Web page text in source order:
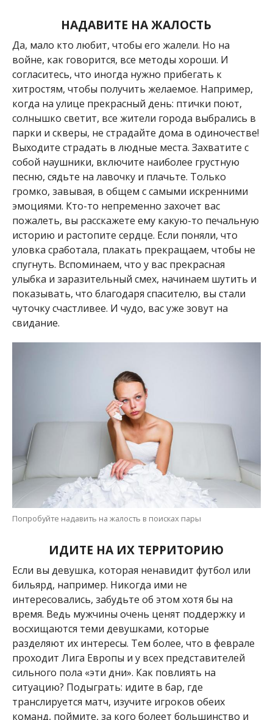
НАДАВИТЕ НА ЖАЛОСТЬ
Да, мало кто любит, чтобы его жалели. Но на
войне, как говорится, все методы хороши. И
согласитесь, что иногда нужно прибегать к
хитростям, чтобы получить желаемое. Например,
когда на улице прекрасный день: птички поют,
солнышко светит, все жители города выбрались в
парки и скверы, не страдайте дома в одиночестве!
Выходите страдать в людные места. Захватите с
собой наушники, включите наиболее грустную
песню, сядьте на лавочку и плачьте. Только
громко, завывая, в общем с самыми искренними
эмоциями. Кто-то непременно захочет вас
пожалеть, вы расскажете ему какую-то печальную
историю и растопите сердце. Если поняли, что
уловка сработала, плакать прекращаем, чтобы не
спугнуть. Вспоминаем, что у вас прекрасная
улыбка и заразительный смех, начинаем шутить и
показывать, что благодаря спасителю, вы стали
чуточку счастливее. И чудо, вас уже зовут на
свидание.
Попробуйте надавить на жалость в поисках пары
ИДИТЕ НА ИХ ТЕРРИТОРИЮ
Если вы девушка, которая ненавидит футбол или
бильярд, например. Никогда ими не
интересовались, забудьте об этом хотя бы на
время. Ведь мужчины очень ценят поддержку и
восхищаются теми девушками, которые
разделяют их интересы. Тем более, что в феврале
проходит Лига Европы и у всех представителей
сильного пола «эти дни». Как повлиять на
ситуацию? Подыграть: идите в бар, где
транслируется матч, изучите игроков обеих
команд, поймите, за кого болеет большинство и